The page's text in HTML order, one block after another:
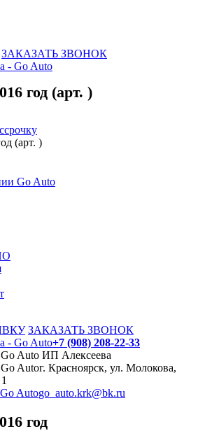
ЗАКАЗАТЬ ЗВОНОК
год (арт. )
(арт. )
ЗАКАЗАТЬ ЗВОНОК
+7 (908) 208-22-33
ИП Алексеева
г. Красноярск, ул. Молокова,
go_auto.krk@bk.ru
год